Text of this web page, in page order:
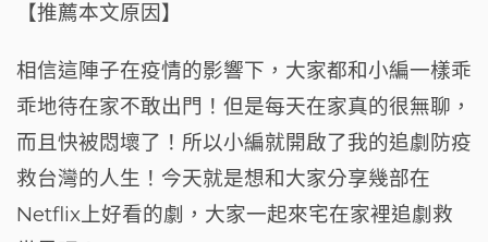
c
e
b
o
o
k
h
a
t
g
ra
m
【推薦本文原因】
相信這陣子在疫情的影響下，大家都和小編一樣乖
乖地待在家不敢出門！但是每天在家真的很無聊，
而且快被悶壞了！所以小編就開啟了我的追劇防疫
救台灣的人生！今天就是想和大家分享幾部在
Netflix上好看的劇，大家一起來宅在家裡追劇救